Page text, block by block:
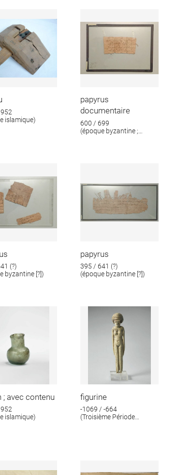
islamique)
papyrus
documentaire
600 / 699
(époque byzantine ;
(?)
byzantine [?])
papyrus
395 / 641 (?)
(époque byzantine [?])
; avec contenu
islamique)
figurine
-1069 / -664
(Troisième Période